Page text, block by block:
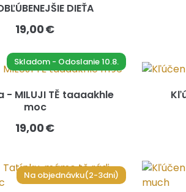
DIEŤA
19,00 €
Skladom - Odoslanie 10.8.
- MILUJI TĚ taaaakhle
moc
19,00 €
Na objednávku(2-3dni)